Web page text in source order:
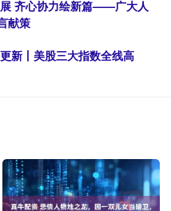
齐心协力绘新篇——广大人
献策
新丨美股三大指数全线高